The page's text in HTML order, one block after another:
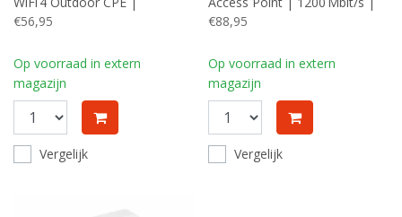
150 Mbit/s | Passief PoE
Inclusief Mastmontageset
€56,95
Op voorraad in extern
magazijn
Vergelijk
PoE (met Injector) | Inclusief
€88,95
Op voorraad in extern
magazijn
Vergelijk